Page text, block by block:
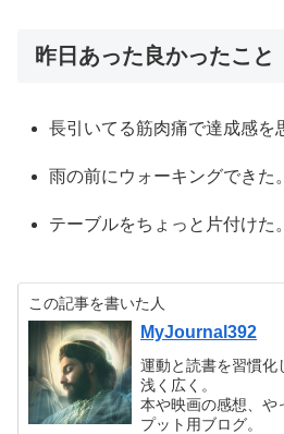
昨日あった良かったこと
長引いてる筋肉痛で達成感を
雨の前にウォーキングできた。
テーブルをちょっと片付けた。
この記事を書いた人
MyJournal392
運動と読書を習慣化
浅く広く。
本や映画の感想、や
プット用ブログ。